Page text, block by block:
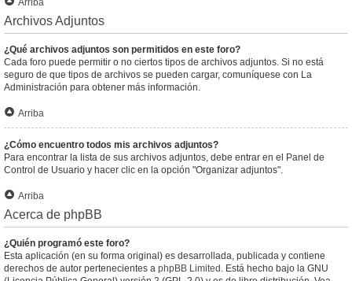
Arriba
Archivos Adjuntos
¿Qué archivos adjuntos son permitidos en este foro?
Cada foro puede permitir o no ciertos tipos de archivos adjuntos. Si no está
seguro de que tipos de archivos se pueden cargar, comuníquese con La
Administración para obtener más información.
Arriba
¿Cómo encuentro todos mis archivos adjuntos?
Para encontrar la lista de sus archivos adjuntos, debe entrar en el Panel de
Control de Usuario y hacer clic en la opción "Organizar adjuntos".
Arriba
Acerca de phpBB
¿Quién programó este foro?
Esta aplicación (en su forma original) es desarrollada, publicada y contiene
derechos de autor pertenecientes a phpBB Limited . Está hecho bajo la GNU